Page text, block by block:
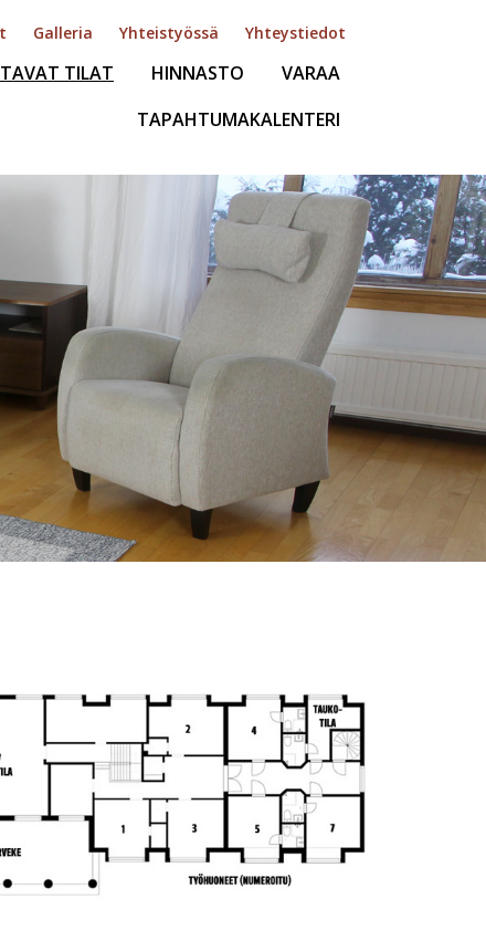
Galleria Yhteistyössä Yhteystiedot
TILAT HINNASTO
VARAA
TAPAHTUMAKALENTERI